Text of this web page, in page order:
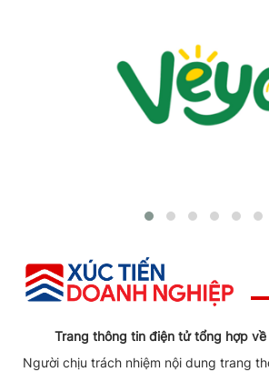
Trang thông tin điện tử tổng hợp về
Người chịu trách nhiệm nội dung trang